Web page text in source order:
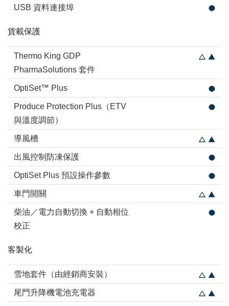
USB 資料連接埠
貨載保護
Thermo King GDP
PharmaSolutions 套件
OptiSet™ Plus
Produce Protection Plus（ETV
與溫度調節）
導風槽
出風控制防凍保護
OptiSet Plus 預設操作參數
車門開關
柴油／電力自動切換 + 自動相位
校正
客製化
雪地套件（由經銷商安裝）
尾門升降機電池充電器